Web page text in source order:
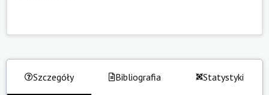
Szczegóły Bibliografia Statystyki